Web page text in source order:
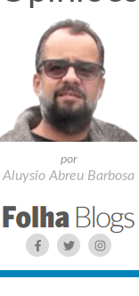
por
Aluysio Abreu Barbosa